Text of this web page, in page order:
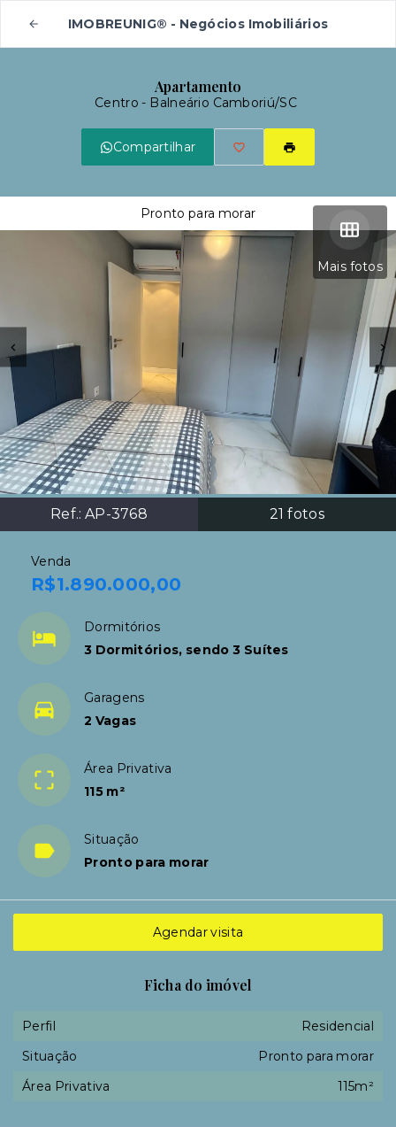
IMOBREUNIG® - Negócios Imobiliários
Apartamento
Centro - Balneário Camboriú/SC
Compartilhar
Mais fotos
Ref.: AP-3768 21 fotos
Pronto para morar
Venda
R$1.890.000,00
Dormitórios
3 Dormitórios, sendo 3 Suítes
Garagens
2 Vagas
Área Privativa
115 m²
Situação
Pronto para morar
Agendar visita
Ficha do imóvel
Perfil
Residencial
Situação
Pronto para morar
Área Privativa
115m²